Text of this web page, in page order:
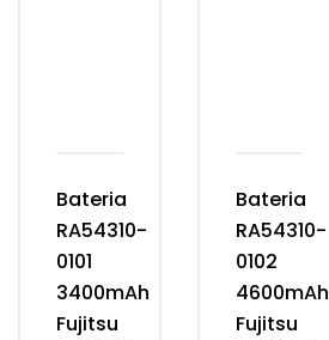
Bateria
RA54310-
0101
3400mAh
Fujitsu
Bateria
RA54310-
0102
4600mAh
Fujitsu